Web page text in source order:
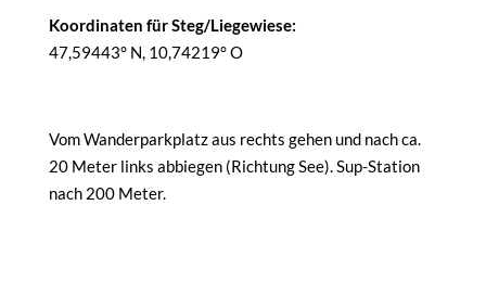
Koordinaten für Steg/Liegewiese:
47,59443° N, 10,74219° O
Vom Wanderparkplatz aus rechts gehen und nach ca.
20 Meter links abbiegen (Richtung See). Sup-Station
nach 200 Meter.